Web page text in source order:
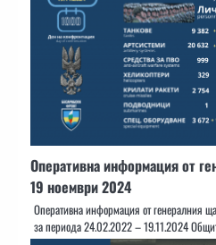
Оперативна информация от
19 ноември 2024
Оперативна информация от генералния
за периода 24.02.2022 – 19.11.2024